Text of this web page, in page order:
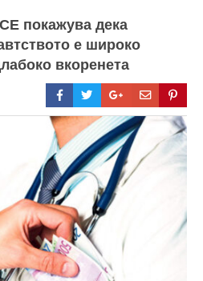
покажува дека
е широко
вкоренета